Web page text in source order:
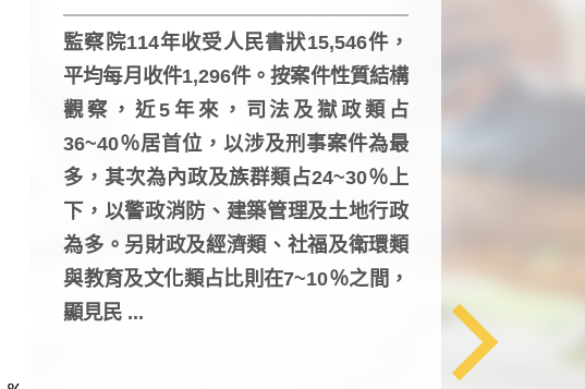
監察院114年收受人民書狀15,546件，
平均每月收件1,296件。按案件性質結構
觀察，近5年來，司法及獄政類占
36~40％居首位，以涉及刑事案件為最
多，其次為內政及族群類占24~30％上
下，以警政消防、建築管理及土地行政
為多。另財政及經濟類、社福及衛環類
與教育及文化類占比則在7~10％之間，
顯見民 ...